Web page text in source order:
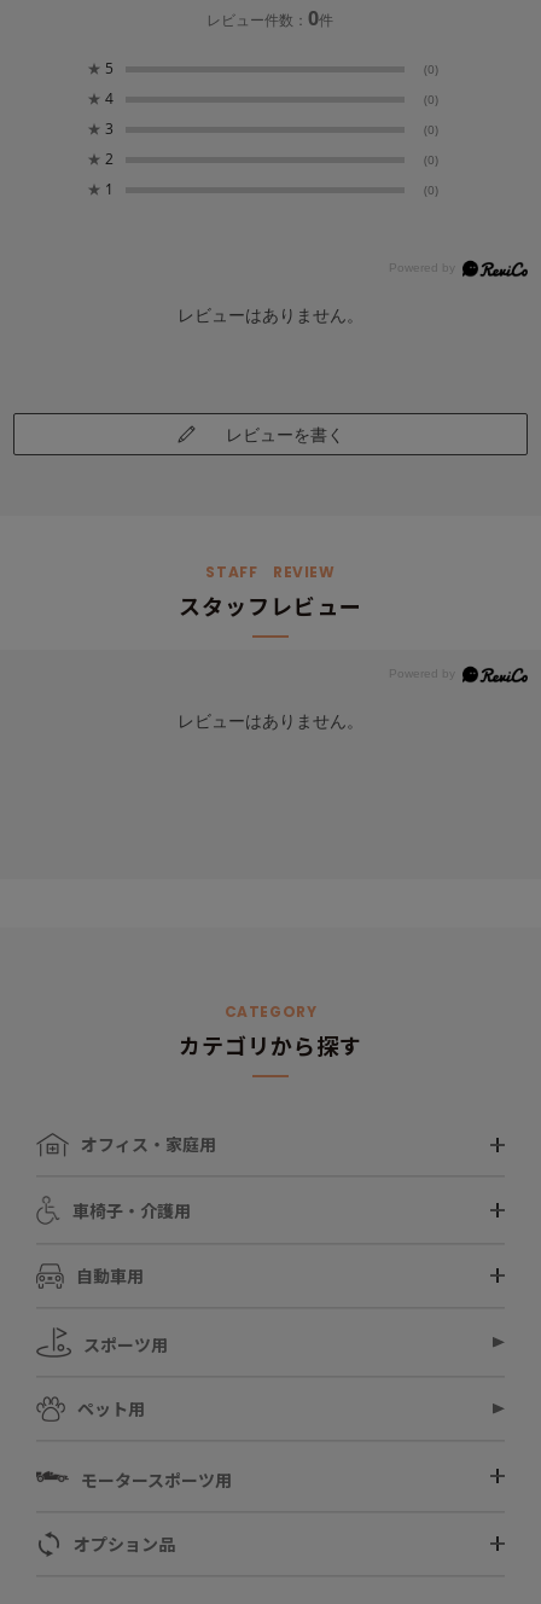
レビュー件数：0件
★ 5 (0)
★ 4 (0)
★ 3 (0)
★ 2 (0)
★ 1 (0)
レビューはありません。
レビューを書く
STAFF REVIEW
スタッフレビュー
レビューはありません。
CATEGORY
カテゴリから探す
オフィス・家庭用
車椅子・介護用
自動車用
スポーツ用
ペット用
モータースポーツ用
オプション品